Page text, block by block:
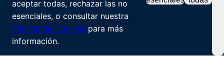
aceptar todas, rechazar las no
esenciales, o consultar nuestra
Política de Cookies para más
información.